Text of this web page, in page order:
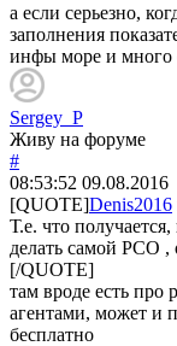
а если серьезно,
заполнения
инфы море и много
Sergey_P
Живу на форуме
#
08:53:52 09.08.2016
[QUOTE]Denis2016
Т.е. что
делать самой РСО ,
[/QUOTE]
там вроде есть
агентами, может и
бесплатно